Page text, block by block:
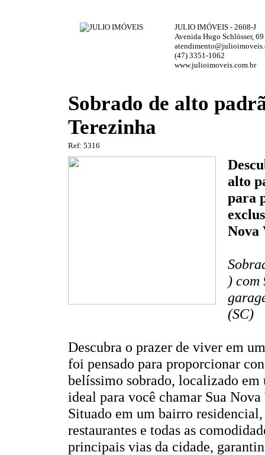
JULIO IMÓVEIS - 2608-J
Avenida Hugo Schlösser,
(47) 3351-1062
www.julioimoveis.com.br
Sobrado de alto
Terezinha
Ref: 5316
alto
para
Nova
) com
(SC)
Descubra o prazer de viver em
foi pensado para proporcionar
belíssimo sobrado, localizado
ideal para você chamar Sua
Situado em um bairro
restaurantes e todas as
principais vias da cidade,